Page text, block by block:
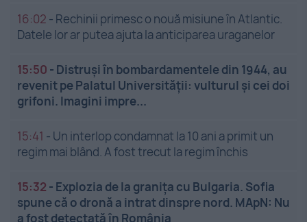
16:02 - Rechinii primesc o nouă misiune în Atlantic.
Datele lor ar putea ajuta la anticiparea uraganelor
15:50 - Distruși în bombardamentele din 1944, au
revenit pe Palatul Universității: vulturul și cei doi
grifoni. Imagini impre...
15:41 - Un interlop condamnat la 10 ani a primit un
regim mai blând. A fost trecut la regim închis
15:32 - Explozia de la granița cu Bulgaria. Sofia
spune că o dronă a intrat dinspre nord. MApN: Nu
a fost detectată în România